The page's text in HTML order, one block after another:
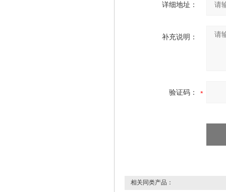
详细地址：
补充说明：
验证码：
相关同类产品：